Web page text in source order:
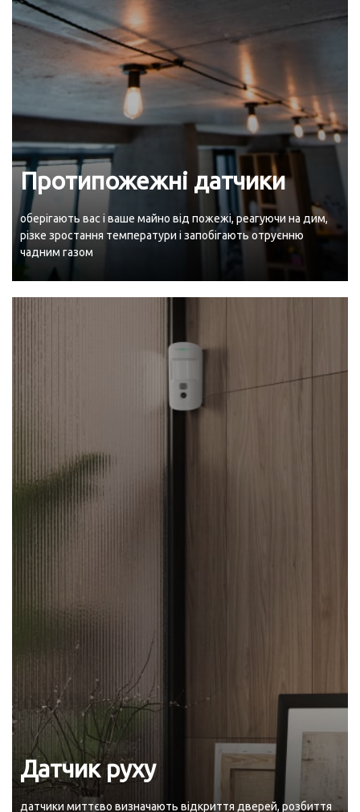
Протипожежні датчики
оберігають вас і ваше майно від пожежі, реагуючи на дим,
різке зростання температури і запобігають отруєнню
чадним газом
Датчик руху
датчики миттєво визначають відкриття дверей, розбиття